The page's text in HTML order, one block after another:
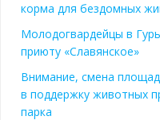
корма для бездомных
Молодогвардейцы в
приюту «Славянское»
Внимание, смена
в поддержку животных
парка